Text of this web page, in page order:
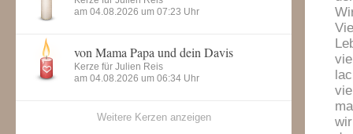
am 04.08.2026 um 07:23 Uhr
von Mama Papa und dein Davis
Kerze für Julien Reis
am 04.08.2026 um 06:34 Uhr
Weitere Kerzen anzeigen